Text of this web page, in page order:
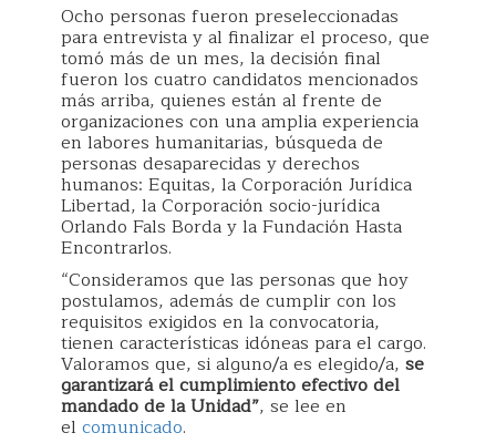
Ocho personas fueron preseleccionadas
para entrevista y al finalizar el proceso, que
tomó más de un mes, la decisión final
fueron los cuatro candidatos mencionados
más arriba, quienes están al frente de
organizaciones con una amplia experiencia
en labores humanitarias, búsqueda de
personas desaparecidas y derechos
humanos: Equitas, la Corporación Jurídica
Libertad, la Corporación socio-jurídica
Orlando Fals Borda y la Fundación Hasta
Encontrarlos.
“Consideramos que las personas que hoy
postulamos, además de cumplir con los
requisitos exigidos en la convocatoria,
tienen características idóneas para el cargo.
Valoramos que, si alguno/a es elegido/a, se
garantizará el cumplimiento efectivo del
mandado de la Unidad”, se lee en
el comunicado.